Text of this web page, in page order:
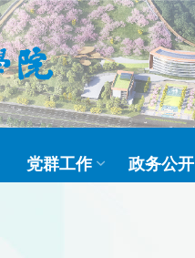
党群工作 政务公开